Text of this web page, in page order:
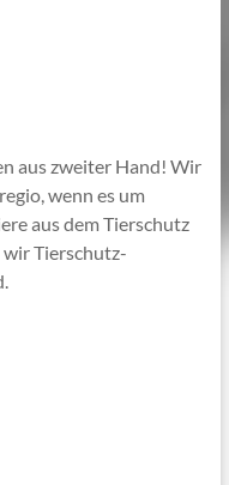
aus zweiter Hand! Wir
wenn es um
aus dem Tierschutz
Tierschutz-